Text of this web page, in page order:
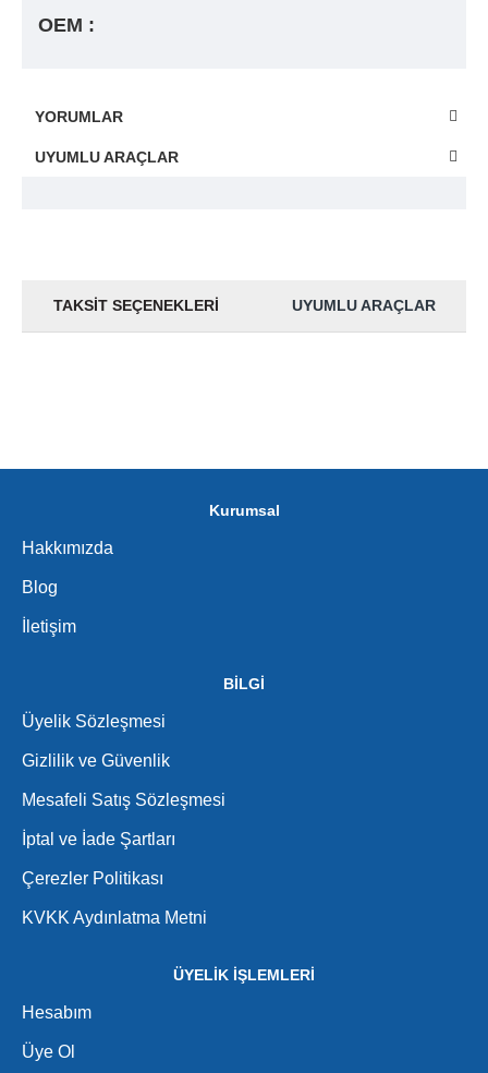
OEM :
YORUMLAR
UYUMLU ARAÇLAR
TAKSIT SEÇENEKLERI UYUMLU ARAÇLAR
Kurumsal
Hakkımızda
Blog
İletişim
BİLGİ
Üyelik Sözleşmesi
Gizlilik ve Güvenlik
Mesafeli Satış Sözleşmesi
İptal ve İade Şartları
Çerezler Politikası
KVKK Aydınlatma Metni
ÜYELİK İŞLEMLERİ
Hesabım
Üye Ol